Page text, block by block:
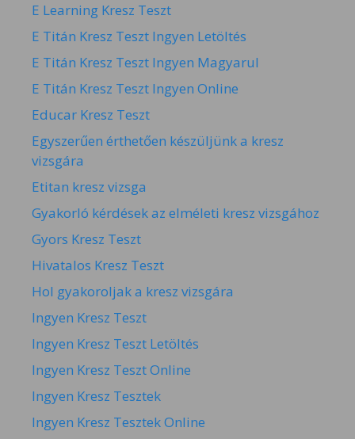
E Learning Kresz Teszt
E Titán Kresz Teszt Ingyen Letöltés
E Titán Kresz Teszt Ingyen Magyarul
E Titán Kresz Teszt Ingyen Online
Educar Kresz Teszt
Egyszerűen érthetően készüljünk a kresz
vizsgára
Etitan kresz vizsga
Gyakorló kérdések az elméleti kresz vizsgához
Gyors Kresz Teszt
Hivatalos Kresz Teszt
Hol gyakoroljak a kresz vizsgára
Ingyen Kresz Teszt
Ingyen Kresz Teszt Letöltés
Ingyen Kresz Teszt Online
Ingyen Kresz Tesztek
Ingyen Kresz Tesztek Online